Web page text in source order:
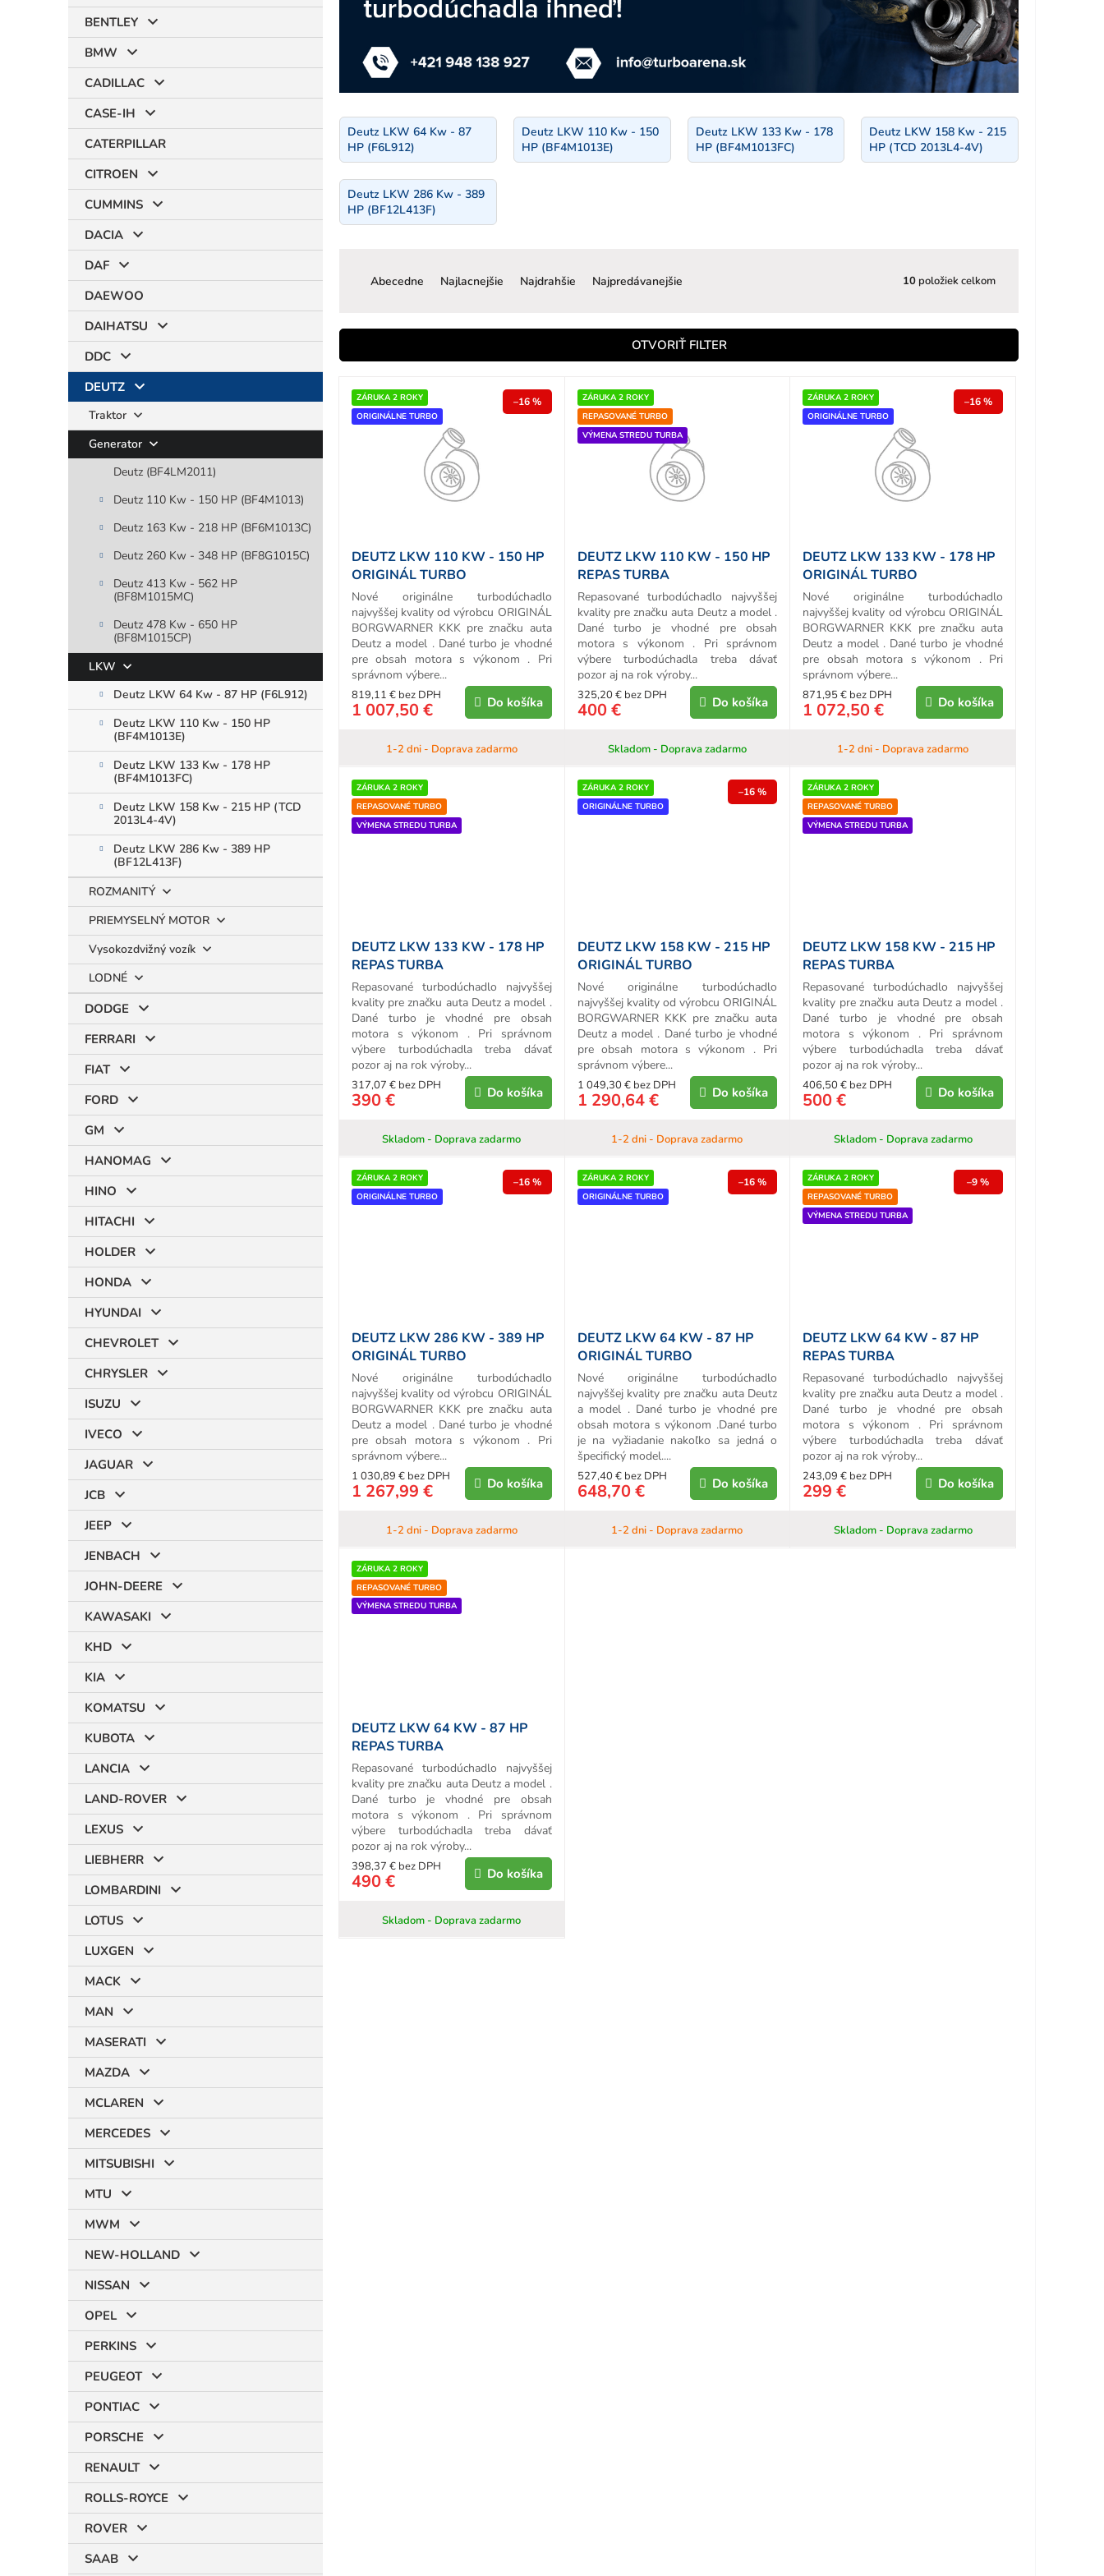
BENTLEY
BMW
CADILLAC
CASE-IH
CATERPILLAR
CITROEN
CUMMINS
DACIA
DAF
DAEWOO
DAIHATSU
DDC
DEUTZ
Traktor
Generator
Deutz (BF4LM2011)
Deutz 110 Kw - 150 HP (BF4M1013)
Deutz 163 Kw - 218 HP (BF6M1013C)
Deutz 260 Kw - 348 HP (BF8G1015C)
Deutz 413 Kw - 562 HP
(BF8M1015MC)
Deutz 478 Kw - 650 HP
(BF8M1015CP)
LKW
Deutz LKW 64 Kw - 87 HP (F6L912)
Deutz LKW 110 Kw - 150 HP
(BF4M1013E)
Deutz LKW 133 Kw - 178 HP
(BF4M1013FC)
Deutz LKW 158 Kw - 215 HP (TCD
2013L4-4V)
Deutz LKW 286 Kw - 389 HP
(BF12L413F)
ROZMANITÝ
PRIEMYSELNÝ MOTOR
Vysokozdvižný vozík
LODNÉ
DODGE
FERRARI
FIAT
FORD
GM
HANOMAG
HINO
HITACHI
HOLDER
HONDA
HYUNDAI
CHEVROLET
CHRYSLER
ISUZU
IVECO
JAGUAR
JCB
JEEP
JENBACH
JOHN-DEERE
KAWASAKI
KHD
KIA
KOMATSU
KUBOTA
LANCIA
LAND-ROVER
LEXUS
LIEBHERR
LOMBARDINI
LOTUS
LUXGEN
MACK
MAN
MASERATI
MAZDA
MCLAREN
MERCEDES
MITSUBISHI
MTU
MWM
NEW-HOLLAND
NISSAN
OPEL
PERKINS
PEUGEOT
PONTIAC
PORSCHE
RENAULT
ROLLS-ROYCE
ROVER
SAAB
Deutz LKW 64 Kw - 87
HP (F6L912)
Deutz LKW 110 Kw - 150
HP (BF4M1013E)
Deutz LKW 133 Kw - 178
HP (BF4M1013FC)
Deutz LKW 158 Kw - 215
HP (TCD 2013L4-4V)
Deutz LKW 286 Kw - 389
HP (BF12L413F)
n
p
r
o
Abecedne Najlacnejšie Najdrahšie Najpredávanejšie 10 položiek celkom
OTVORIŤ FILTER
ZÁRUKA 2 ROKY
ORIGINÁLNE TURBO
–16 %
DEUTZ LKW 110 KW - 150 HP
ORIGINÁL TURBO
1-2 dni - Doprava zadarmo
819,11 € bez DPH
1 007,50 € Do košíka
Nové originálne turbodúchadlo
najvyššej kvality od výrobcu ORIGINÁL
BORGWARNER KKK pre značku auta
Deutz a model . Dané turbo je vhodné
pre obsah motora s výkonom . Pri
správnom výbere...
ZÁRUKA 2 ROKY
REPASOVANÉ TURBO
VÝMENA STREDU TURBA
DEUTZ LKW 110 KW - 150 HP
REPAS TURBA
Skladom - Doprava zadarmo
325,20 € bez DPH
400 € Do košíka
Repasované turbodúchadlo najvyššej
kvality pre značku auta Deutz a model .
Dané turbo je vhodné pre obsah
motora s výkonom . Pri správnom
výbere turbodúchadla treba dávať
pozor aj na rok výroby...
ZÁRUKA 2 ROKY
ORIGINÁLNE TURBO
–16 %
DEUTZ LKW 133 KW - 178 HP
ORIGINÁL TURBO
1-2 dni - Doprava zadarmo
871,95 € bez DPH
1 072,50 € Do košíka
Nové originálne turbodúchadlo
najvyššej kvality od výrobcu ORIGINÁL
BORGWARNER KKK pre značku auta
Deutz a model . Dané turbo je vhodné
pre obsah motora s výkonom . Pri
správnom výbere...
ZÁRUKA 2 ROKY
REPASOVANÉ TURBO
VÝMENA STREDU TURBA
DEUTZ LKW 133 KW - 178 HP
REPAS TURBA
Skladom - Doprava zadarmo
317,07 € bez DPH
390 € Do košíka
Repasované turbodúchadlo najvyššej
kvality pre značku auta Deutz a model .
Dané turbo je vhodné pre obsah
motora s výkonom . Pri správnom
výbere turbodúchadla treba dávať
pozor aj na rok výroby...
ZÁRUKA 2 ROKY
ORIGINÁLNE TURBO
–16 %
DEUTZ LKW 158 KW - 215 HP
ORIGINÁL TURBO
1-2 dni - Doprava zadarmo
1 049,30 € bez DPH
1 290,64 € Do košíka
Nové originálne turbodúchadlo
najvyššej kvality od výrobcu ORIGINÁL
BORGWARNER KKK pre značku auta
Deutz a model . Dané turbo je vhodné
pre obsah motora s výkonom . Pri
správnom výbere...
ZÁRUKA 2 ROKY
REPASOVANÉ TURBO
VÝMENA STREDU TURBA
DEUTZ LKW 158 KW - 215 HP
REPAS TURBA
Skladom - Doprava zadarmo
406,50 € bez DPH
500 € Do košíka
Repasované turbodúchadlo najvyššej
kvality pre značku auta Deutz a model .
Dané turbo je vhodné pre obsah
motora s výkonom . Pri správnom
výbere turbodúchadla treba dávať
pozor aj na rok výroby...
ZÁRUKA 2 ROKY
ORIGINÁLNE TURBO
–16 %
DEUTZ LKW 286 KW - 389 HP
ORIGINÁL TURBO
1-2 dni - Doprava zadarmo
1 030,89 € bez DPH
1 267,99 € Do košíka
Nové originálne turbodúchadlo
najvyššej kvality od výrobcu ORIGINÁL
BORGWARNER KKK pre značku auta
Deutz a model . Dané turbo je vhodné
pre obsah motora s výkonom . Pri
správnom výbere...
ZÁRUKA 2 ROKY
ORIGINÁLNE TURBO
–16 %
DEUTZ LKW 64 KW - 87 HP
ORIGINÁL TURBO
1-2 dni - Doprava zadarmo
527,40 € bez DPH
648,70 € Do košíka
Nové originálne turbodúchadlo
najvyššej kvality pre značku auta Deutz
a model . Dané turbo je vhodné pre
obsah motora s výkonom .Dané turbo
je na vyžiadanie nakoľko sa jedná o
špecifický model....
ZÁRUKA 2 ROKY
REPASOVANÉ TURBO
VÝMENA STREDU TURBA
–9 %
DEUTZ LKW 64 KW - 87 HP
REPAS TURBA
Skladom - Doprava zadarmo
243,09 € bez DPH
299 € Do košíka
Repasované turbodúchadlo najvyššej
kvality pre značku auta Deutz a model .
Dané turbo je vhodné pre obsah
motora s výkonom . Pri správnom
výbere turbodúchadla treba dávať
pozor aj na rok výroby...
ZÁRUKA 2 ROKY
REPASOVANÉ TURBO
VÝMENA STREDU TURBA
DEUTZ LKW 64 KW - 87 HP
REPAS TURBA
Skladom - Doprava zadarmo
398,37 € bez DPH
490 € Do košíka
Repasované turbodúchadlo najvyššej
kvality pre značku auta Deutz a model .
Dané turbo je vhodné pre obsah
motora s výkonom . Pri správnom
výbere turbodúchadla treba dávať
pozor aj na rok výroby...